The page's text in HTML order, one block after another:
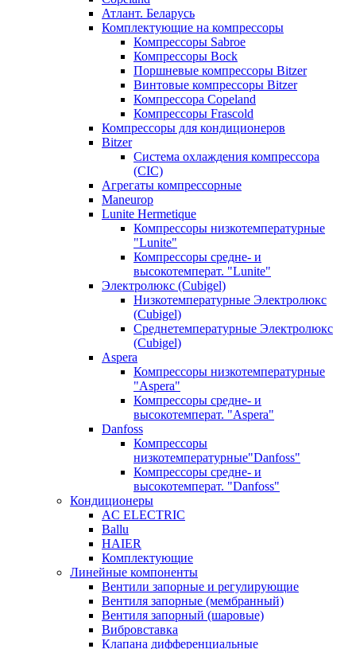
Атлант. Беларусь
Комплектующие на компрессоры
Компрессоры Sabroe
Компрессоры Bock
Поршневые компрессоры Bitzer
Винтовые компрессоры Bitzer
Компрессора Copeland
Компрессоры Frascold
Компрессоры для кондиционеров
Bitzer
Система охлаждения компрессора
(CIC)
Агрегаты компрессорные
Maneurop
Lunite Hermetique
Компрессоры низкотемпературные
"Lunite"
Компрессоры средне- и
высокотемперат. "Lunite"
Электролюкс (Cubigel)
Низкотемпературные Электролюкс
(Cubigel)
Среднетемпературные Электролюкс
(Cubigel)
Aspera
Компрессоры низкотемпературные
"Aspera"
Компрессоры средне- и
высокотемперат. "Aspera"
Danfoss
Компрессоры
низкотемпературные"Danfoss"
Компрессоры средне- и
высокотемперат. "Danfoss"
Кондиционеры
AC ELECTRIC
Ballu
HAIER
Комплектующие
Линейные компоненты
Вентили запорные и регулирующие
Вентиля запорные (мембранный)
Вентиля запорный (шаровые)
Вибровставка
Клапана дифференциальные